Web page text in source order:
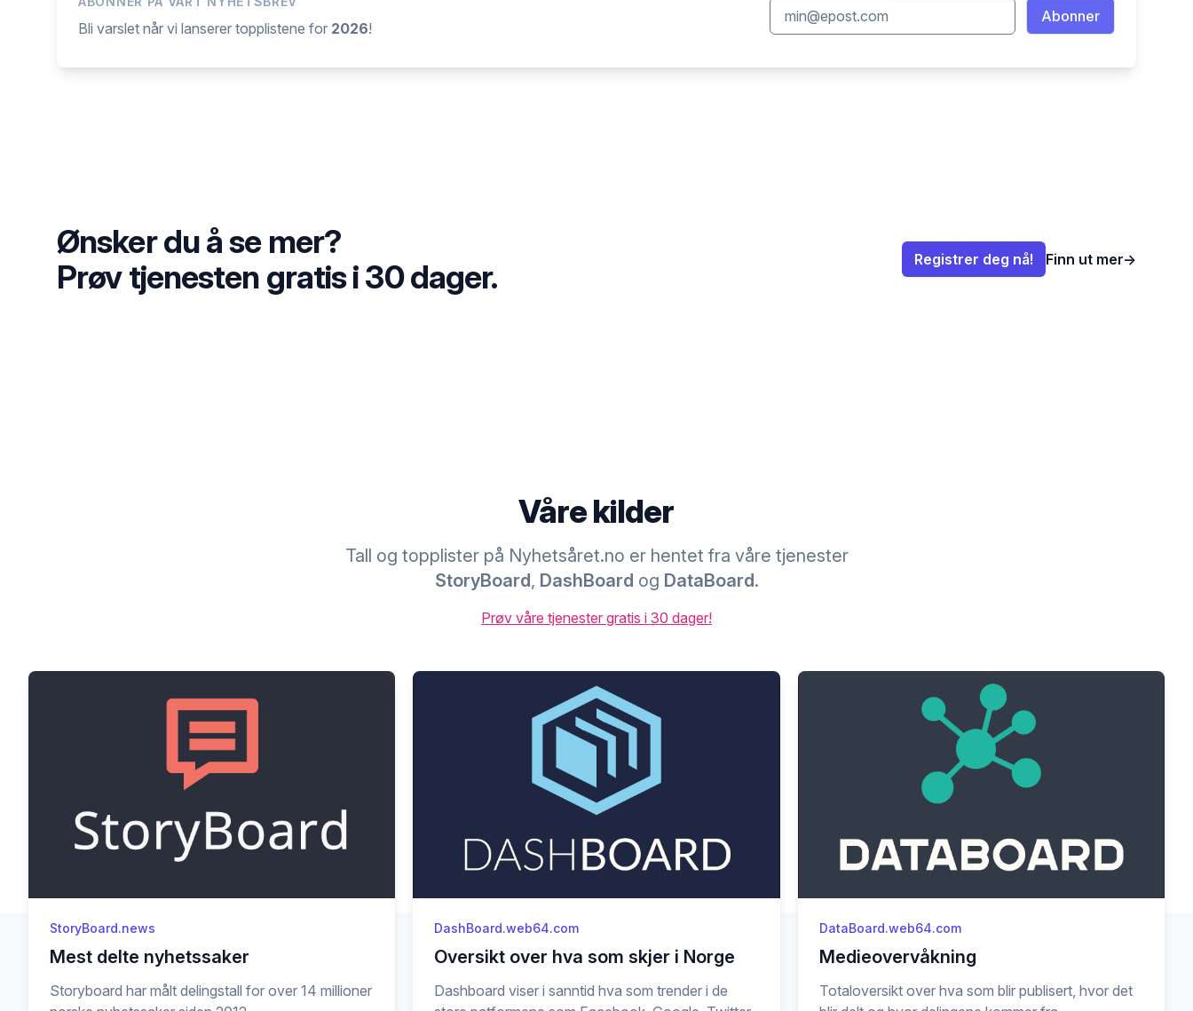
Bli varslet når vi lanserer topplistene for 2026!
Email address Abonner
Ønsker du å se mer?
Prøv tjenesten gratis i 30 dager.
Registrer deg nå! Finn ut mer→
Våre kilder
Tall og topplister på Nyhetsåret.no er hentet fra våre tjenester
StoryBoard, DashBoard og DataBoard.
Prøv våre tjenester gratis i 30 dager!
StoryBoard.news
Mest delte nyhetssaker
Storyboard har målt delingstall for over 14 millioner
DashBoard.web64.com
Oversikt over hva som skjer i Norge
Dashboard viser i sanntid hva som trender i de
DataBoard.web64.com
Medieovervåkning
Totaloversikt over hva som blir publisert, hvor det